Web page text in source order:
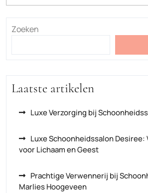
Zoeken
Laatste artikelen
Luxe Verzorging bij
Luxe Schoonheidssalon Desiree:
voor Lichaam en Geest
Prachtige Verwennerij bij
Marlies Hoogeveen